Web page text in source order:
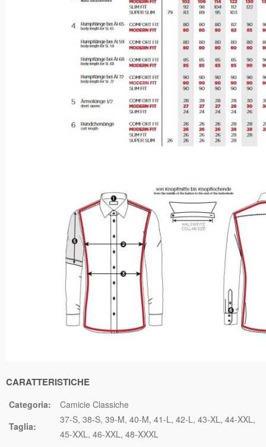
CARATTERISTICHE
Categoria:
Camicie Classiche
Taglia:
37-S 38-S 39-M 40-M 41-L 42-L 43-XL 44-XXL
45-XXL 46-XXL 48-XXXL